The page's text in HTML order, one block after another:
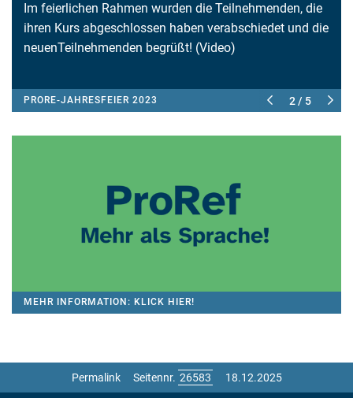
Im feierlichen Rahmen wurden die Teilnehmenden, die
ihren Kurs abgeschlossen haben verabschiedet und die
neuenTeilnehmenden begrüßt! (Video)
PRORE-JAHRESFEIER 2023 2 / 5
MEHR INFORMATION: KLICK HIER!
Permalink Seitennr. 18.12.2025